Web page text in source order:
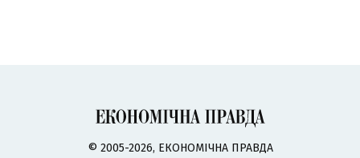
© 2005-2026, ЕКОНОМІЧНА ПРАВДА